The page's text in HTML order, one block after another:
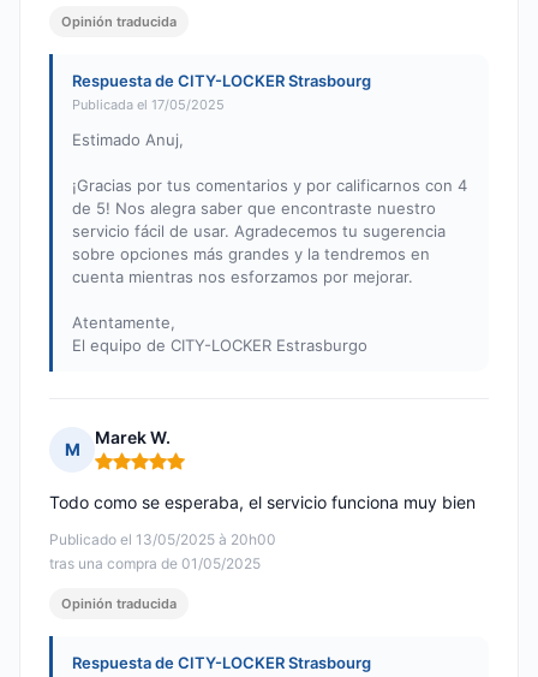
Opinión traducida
Respuesta de CITY-LOCKER Strasbourg
Publicada el 17/05/2025
Estimado Anuj,
¡Gracias por tus comentarios y por calificarnos con 4
de 5! Nos alegra saber que encontraste nuestro
servicio fácil de usar. Agradecemos tu sugerencia
sobre opciones más grandes y la tendremos en
cuenta mientras nos esforzamos por mejorar.
Atentamente,
El equipo de CITY-LOCKER Estrasburgo
M
Marek W.
Nota: 5 de 5
Publicado el 13/05/2025 à 20h00
tras una compra de 01/05/2025
Todo como se esperaba, el servicio funciona muy bien
Opinión traducida
Respuesta de CITY-LOCKER Strasbourg